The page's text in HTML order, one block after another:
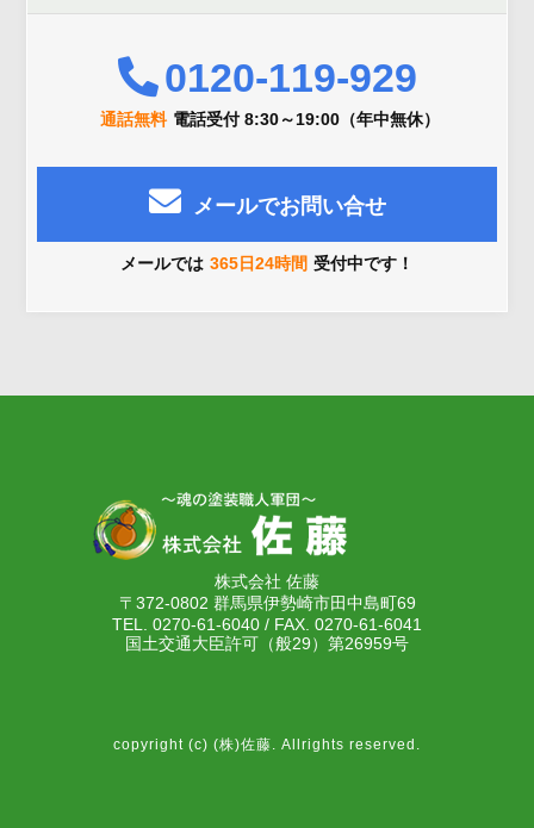
0120-119-929
通話無料 電話受付 8:30～19:00（年中無休）
メールでお問い合せ
メールでは 365日24時間 受付中です！
株式会社 佐藤
〒372-0802 群馬県伊勢崎市田中島町69
TEL. 0270-61-6040 / FAX. 0270-61-6041
国土交通大臣許可（般29）第26959号
copyright (c) (株)佐藤. Allrights reserved.